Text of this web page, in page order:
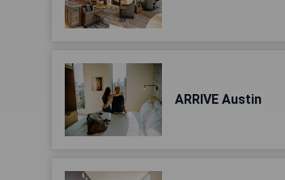
ARRIVE Austin